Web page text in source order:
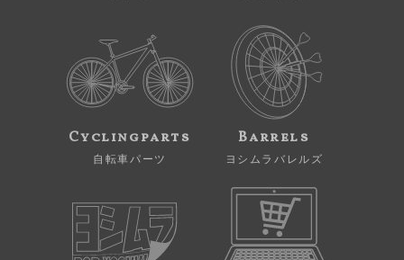
Cyclingparts
自転車パーツ
Barrels
ヨシムラバレルズ